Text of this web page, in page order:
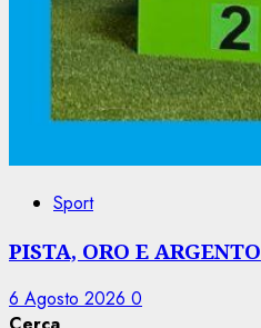
Sport
PISTA, ORO E ARGENTO
6 Agosto 2026 0